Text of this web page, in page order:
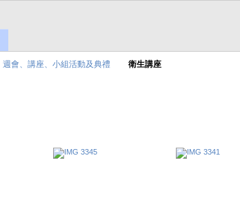
週會、講座、小組活動及典禮 衛生講座